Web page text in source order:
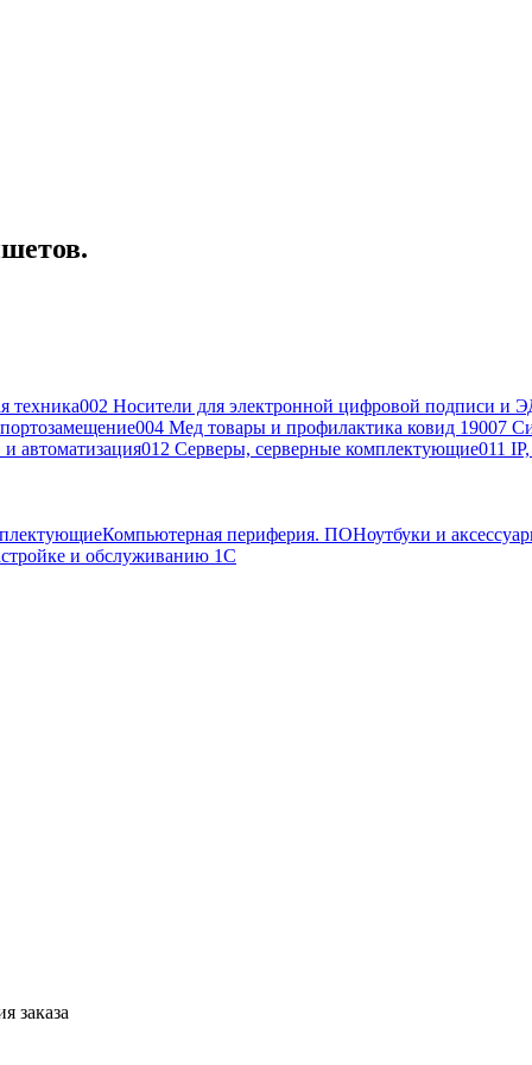
техника002 Носители для электронной цифровой подписи и
004 Мед товары и профилактика ковид 19007
автоматизация012 Серверы, серверные комплектующие011
Компьютерная периферия. ПОНоутбуки и
и обслуживанию 1С
заказа